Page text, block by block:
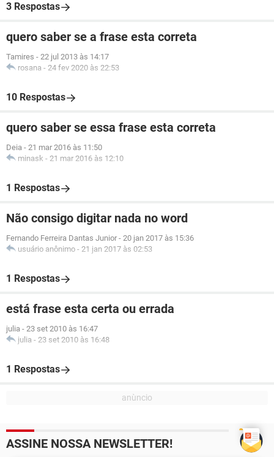
3 Respostas
quero saber se a frase esta correta
Tamires - 22 jul 2013 às 14:17
rosana - 24 fev 2020 às 22:53
10 Respostas
quero saber se essa frase esta correta
Deia - 21 mar 2016 às 11:50
minask - 21 mar 2016 às 12:10
1 Respostas
Não consigo digitar nada no word
Fernando Ferreira Dantas Junior - 20 jan 2017 às 15:36
usuário anônimo - 21 jan 2017 às 02:53
1 Respostas
está frase esta certa ou errada
julia - 23 set 2010 às 16:47
julia - 23 set 2010 às 16:48
1 Respostas
ASSINE NOSSA NEWSLETTER!